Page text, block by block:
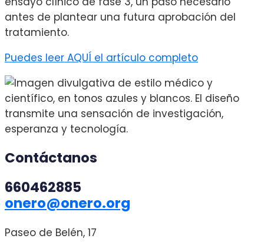
antes de plantear una futura aprobación del
tratamiento.
Puedes leer AQUÍ el artículo completo
Contáctanos
660462885
onero@onero.org
Paseo de Belén, 17